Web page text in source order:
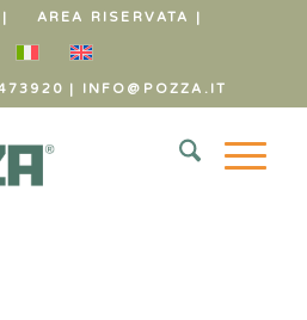
AREA RISERVATA |
| INFO@POZZA.IT